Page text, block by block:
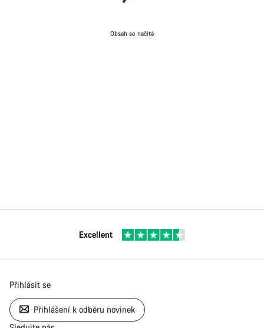
Obsah se načítá
Excellent
Přihlásit se
Přihlášení k odběru novinek